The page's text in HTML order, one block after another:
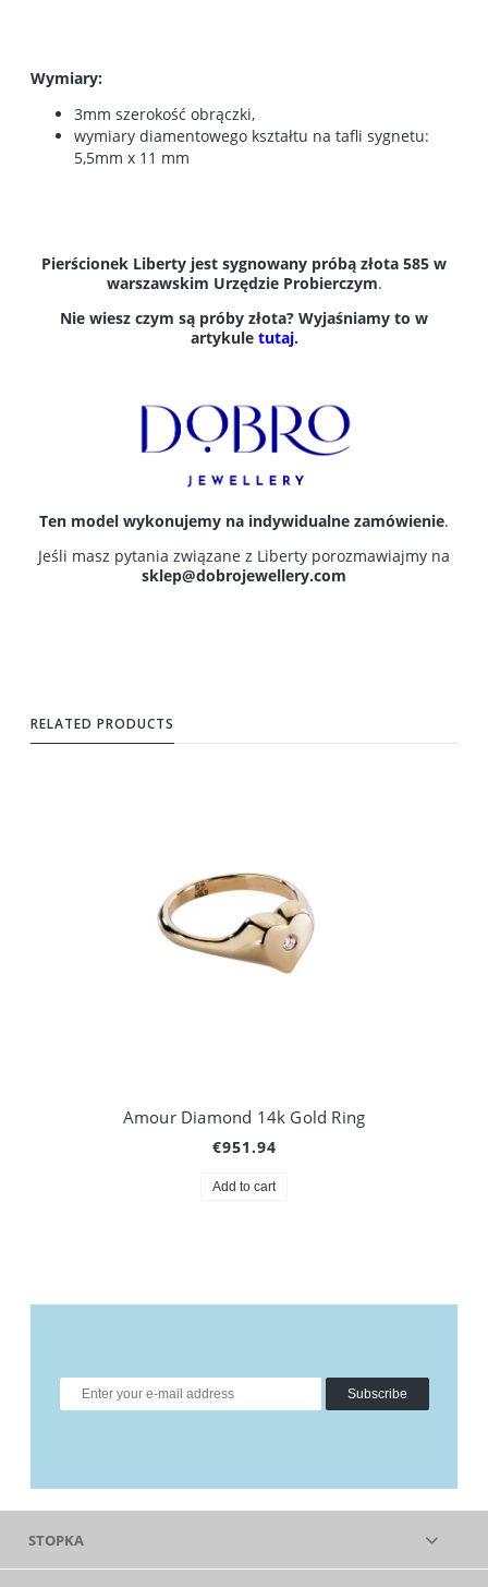
Wymiary:
3mm szerokość obrączki,
wymiary diamentowego kształtu na tafli sygnetu:
5,5mm x 11 mm
Pierścionek Liberty jest sygnowany próbą złota 585 w
warszawskim Urzędzie Probierczym.
Nie wiesz czym są próby złota? Wyjaśniamy to w
artykule tutaj.
Ten model wykonujemy na indywidualne zamówienie.
Jeśli masz pytania związane z Liberty porozmawiajmy na
sklep@dobrojewellery.com
RELATED PRODUCTS
Amour Diamond 14k Gold Ring
€951.94
Add to cart
Subscribe
STOPKA